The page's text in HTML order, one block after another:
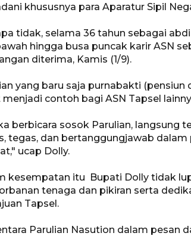
khususnya para Aparatur Sipil
tidak, selama 36 tahun sebagai
hingga busa puncak karir ASN
diterima, Kamis (1/9).
yang baru saja purnabakti (pensiun
contoh bagi ASN Tapsel
berbicara sosok Parulian, langsung
tegas, dan bertanggungjawab
ucap Dolly.
kesempatan itu Bupati Dolly tidak
tenaga dan pikiran serta
Tapsel.
Parulian Nasution dalam pesan